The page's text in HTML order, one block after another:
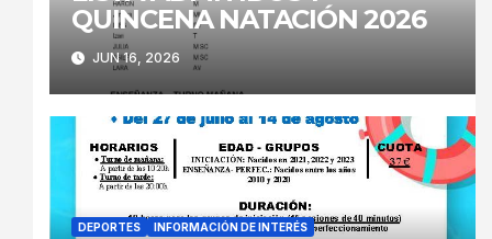
QUINCENA NATACIÓN 2026
JUN 16, 2026
DEPORTES INFORMACIÓN DE INTERÉS